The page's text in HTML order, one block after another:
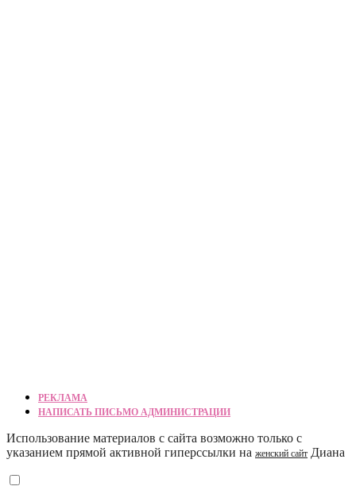
РЕКЛАМА
НАПИСАТЬ ПИСЬМО АДМИНИСТРАЦИИ
Использование материалов с сайта возможно только с
указанием прямой активной гиперссылки на женский сайт Диана